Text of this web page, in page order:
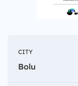
CITY
Bolu